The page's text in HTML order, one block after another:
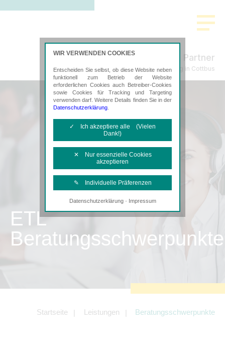
Mayer & Partner
Steuerberatung in Cottbus
ETL
Beratungsschwerpunkte
Startseite Leistungen Beratungsschwerpunkte
WIR VERWENDEN COOKIES
Entscheiden Sie selbst, ob diese Website neben
funktionell zum Betrieb der Website
erforderlichen Cookies auch Betreiber-Cookies
sowie Cookies für Tracking und Targeting
verwenden darf. Weitere Details finden Sie in der
Datenschutzerklärung
✓ Ich akzeptiere alle (Vielen
Dank!)
✕ Nur essenzielle Cookies
akzeptieren
✎ Individuelle Präferenzen
Notwendige Cookies
Diese Cookies sind erforderlich, um die
Tracking- und Targeting-Cookies
Angebotes einschließlich der
Angeboten von z.B. Facebook und
LinkedIn.
Datenschutzerklärung· Impressum